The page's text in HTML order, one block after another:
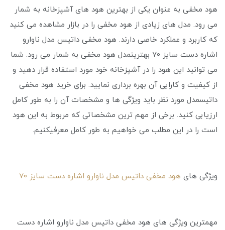
هود مخفی به عنوان یکی از بهترین هود های آشپزخانه به شمار
می ‌رود. مدل‌ های زیادی از هود مخفی را در بازار مشاهده می‌ کنید
که کاربرد و عملکرد خاصی دارند. هود مخفی داتیس مدل ناوارو
اشاره دست سایز 70 بهترینمدل هود مخفی به شمار می ‌رود. شما
می توانید این هود را در آشپزخانه خود مورد استفاده قرار دهید و
از کیفیت و کارایی آن بهره برداری نمایید. برای خرید هود مخفی
داتیسمدل مورد نظر باید ویژگی‌ ها و مشخصات آن را به طور کامل
ارزیابی کنید. برخی از مهم‌ ترین مشخصاتی که مربوط به این هود
است را در این مطلب می‌ خواهیم به طور کامل معرفیکنیم.
ویژگی های هود مخفی داتیس مدل ناوارو اشاره دست سایز 70
مهمترین ویژگی های هود مخفی داتیس مدل ناوارو اشاره دست